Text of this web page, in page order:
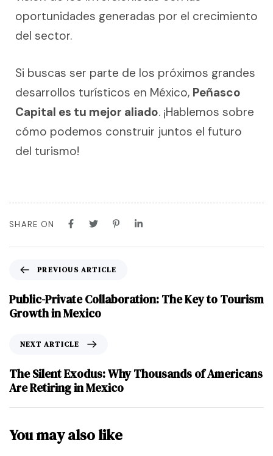
oportunidades generadas por el crecimiento
del sector.
Si buscas ser parte de los próximos grandes
desarrollos turísticos en México, Peñasco
Capital es tu mejor aliado. ¡Hablemos sobre
cómo podemos construir juntos el futuro
del turismo!
SHARE ON
PREVIOUS ARTICLE
Public-Private Collaboration: The Key to Tourism
Growth in Mexico
NEXT ARTICLE
The Silent Exodus: Why Thousands of Americans
Are Retiring in Mexico
You may also like